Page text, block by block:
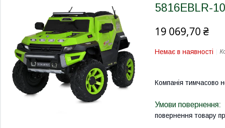
5816EBLR-
19 069,70 ₴
Немає в наявності
Компанія тимчасово
повернення товару